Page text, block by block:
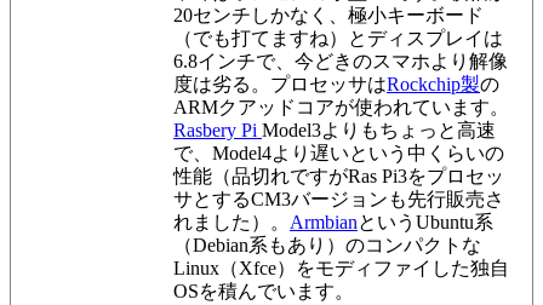
20センチしかなく、極小キーボード
（でも打てますね）とディスプレイは
6.8インチで、今どきのスマホより解像
度は劣る。 プロセッサはRockchip製の
ARMクアッドコアが使われています。
Rasbery Pi Model3よりもちょっと高速
で、Model4より遅いという中くらいの
性能（品切れですがRas Pi3をプロセッ
サとするCM3バージョンも先行販売さ
れました）。 ArmbianというUbuntu系
（Debian系もあり）のコンパクトな
Linux（Xfce）をモディファイした独自
OSを積んでいます。